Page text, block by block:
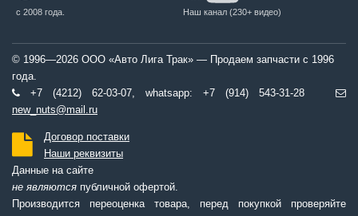
с 2008 года. Наш канал (230+ видео)
© 1996—2026 ООО «Авто Лига Трак» — Продаем запчасти с 1996
года.
+7 (4212) 62-03-07, whatsapp: +7 (914) 543-31-28
new_nuts@mail.ru
Договор поставки
Наши реквизиты
Данные на сайте
не являются публичной офертой.
Производится переоценка товара, перед покупкой проверяйте